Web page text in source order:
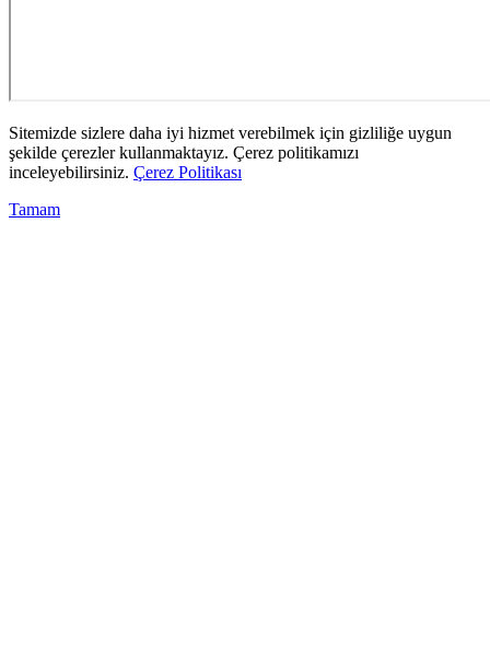
Sitemizde sizlere daha iyi hizmet verebilmek için gizliliğe uygun
şekilde çerezler kullanmaktayız. Çerez politikamızı
inceleyebilirsiniz. Çerez Politikası
Tamam